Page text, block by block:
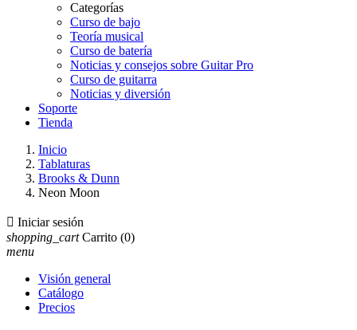
Categorías
Curso de bajo
Teoría musical
Curso de batería
Noticias y consejos sobre Guitar Pro
Curso de guitarra
Noticias y diversión
Soporte
Tienda
Inicio
Tablaturas
Brooks & Dunn
Neon Moon
 Iniciar sesión
shopping_cart Carrito (0)
menu
Visión general
Catálogo
Precios